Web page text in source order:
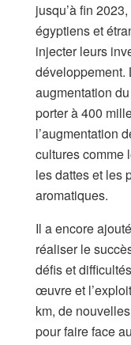
jusqu’à fin
égyptiens et
injecter leurs
développement.
augmentation
porter à 400
l’augmentation
cultures comme
les dattes et les
aromatiques.
Il a encore
réaliser le
défis et
œuvre et
km, de
pour faire face